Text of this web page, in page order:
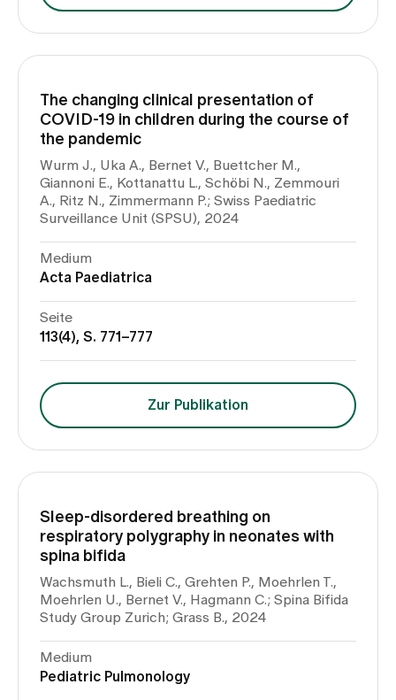
The changing clinical presentation of
COVID-19 in children during the course of
the pandemic
Wurm J., Uka A., Bernet V., Buettcher M.,
Giannoni E., Kottanattu L., Schöbi N., Zemmouri
A., Ritz N., Zimmermann P.; Swiss Paediatric
Surveillance Unit (SPSU), 2024
Medium
Acta Paediatrica
Seite
113(4), S. 771–777
Zur Publikation
Sleep-disordered breathing on
respiratory polygraphy in neonates with
spina bifida
Wachsmuth L., Bieli C., Grehten P., Moehrlen T.,
Moehrlen U., Bernet V., Hagmann C.; Spina Bifida
Study Group Zurich; Grass B., 2024
Medium
Pediatric Pulmonology